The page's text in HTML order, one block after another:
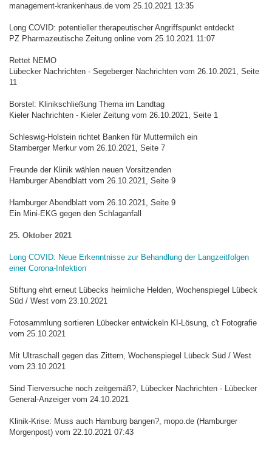
management-krankenhaus.de vom 25.10.2021 13:35
Long COVID: potentieller therapeutischer Angriffspunkt entdeckt
PZ Pharmazeutische Zeitung online vom 25.10.2021 11:07
Rettet NEMO
Lübecker Nachrichten - Segeberger Nachrichten vom 26.10.2021, Seite
11
Borstel: Klinikschließung Thema im Landtag
Kieler Nachrichten - Kieler Zeitung vom 26.10.2021, Seite 1
Schleswig-Holstein richtet Banken für Muttermilch ein
Starnberger Merkur vom 26.10.2021, Seite 7
Freunde der Klinik wählen neuen Vorsitzenden
Hamburger Abendblatt vom 26.10.2021, Seite 9
Hamburger Abendblatt vom 26.10.2021, Seite 9
Ein Mini-EKG gegen den Schlaganfall
25. Oktober 2021
Long COVID: Neue Erkenntnisse zur Behandlung der Langzeitfolgen
einer Corona-Infektion
Stiftung ehrt erneut Lübecks heimliche Helden, Wochenspiegel Lübeck
Süd / West vom 23.10.2021
Fotosammlung sortieren Lübecker entwickeln KI-Lösung, c't Fotografie
vom 25.10.2021
Mit Ultraschall gegen das Zittern, Wochenspiegel Lübeck Süd / West
vom 23.10.2021
Sind Tierversuche noch zeitgemäß?, Lübecker Nachrichten - Lübecker
General-Anzeiger vom 24.10.2021
Klinik-Krise: Muss auch Hamburg bangen?, mopo.de (Hamburger
Morgenpost) vom 22.10.2021 07:43